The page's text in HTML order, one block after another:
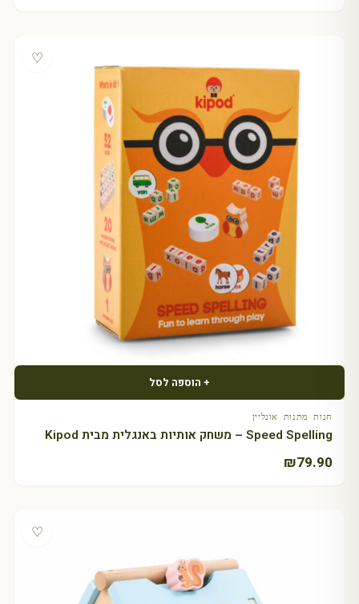
♡
+ הוספה לסל
חנות מתנות אונליין
Speed Spelling – משחק אותיות באנגלית מבית Kipod
₪79.90
♡